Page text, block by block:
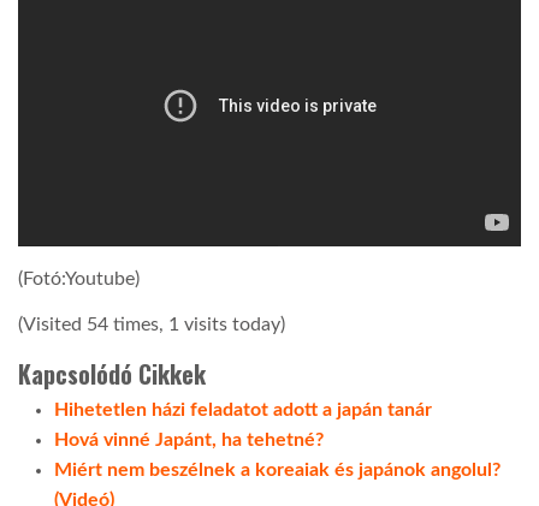
(Fotó:Youtube)
(Visited 54 times, 1 visits today)
Kapcsolódó Cikkek
Hihetetlen házi feladatot adott a japán tanár
Hová vinné Japánt, ha tehetné?
Miért nem beszélnek a koreaiak és japánok angolul?
(Videó)